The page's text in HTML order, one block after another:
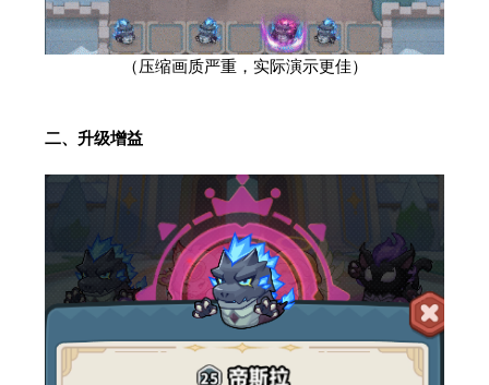
（压缩画质严重，实际演示更佳）
二、 升级增益